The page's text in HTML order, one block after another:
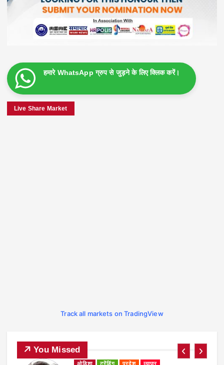
हमारे WhatsApp ग्रुप से जुड़ने के लिए क्लिक करें।
Live Share Market
Track all markets on TradingView
You Missed
ओडिशा ट्रेंडिंग प्रदेश व्यापार